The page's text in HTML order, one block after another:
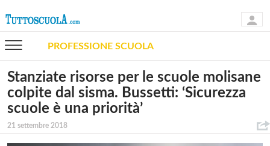
PROFESSIONE SCUOLA
Stanziate risorse per le scuole molisane
colpite dal sisma. Bussetti: ‘Sicurezza
scuole è una priorità’
21 settembre 2018